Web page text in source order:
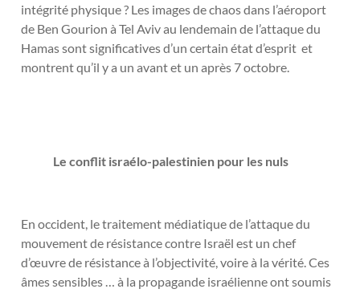
intégrité physique ? Les images de chaos dans l’aéroport
de Ben Gourion à Tel Aviv au lendemain de l’attaque du
Hamas sont significatives d’un certain état d’esprit et
montrent qu’il y a un avant et un après 7 octobre.
Le conflit israélo-palestinien pour les nuls
En occident, le traitement médiatique de l’attaque du
mouvement de résistance contre Israël est un chef
d’œuvre de résistance à l’objectivité, voire à la vérité. Ces
âmes sensibles … à la propagande israélienne ont soumis